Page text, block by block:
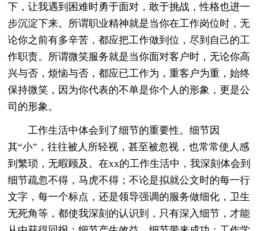
下，让我遇到困难时勇于面对，敢于挑战，性格也进一
步沉淀下来。所谓职业精神就是当你在工作岗位时，无
论你之前有多辛苦，都应把工作做到位，尽到自己的工
作职责。所谓微笑服务就是当你面对客户时，无论你高
兴与否，烦恼与否，都应已工作为，重客户为重，始终
保持微笑，因为你代表的不单是你个人的形象，更是公
司的形象。
工作生活中体会到了细节的重要性。细节因
其“小”，往往被人所轻视，甚至被忽视，也常常使人感
到繁琐，无暇顾及。在xx的工作生活中，我深刻体会到
细节疏忽不得，马虎不得；不论是拟就公文时的每一行
文字，每一个标点，还是领导强调的服务做细化，卫生
无死角等，都使我深刻的认识到，只有深入细节，才能